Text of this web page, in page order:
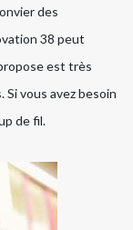
des
38 peut
est très
vous avez besoin
de fil.